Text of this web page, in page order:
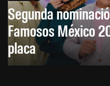
Segunda
Famosos México
placa